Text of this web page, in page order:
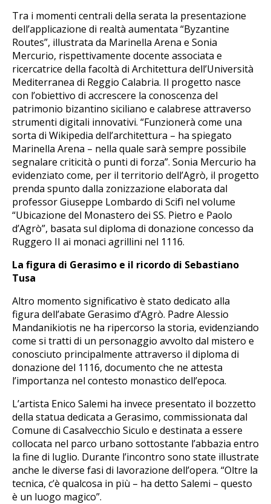
Tra i momenti centrali della serata la presentazione
dell’applicazione di realtà aumentata “Byzantine
Routes”, illustrata da Marinella Arena e Sonia
Mercurio, rispettivamente docente associata e
ricercatrice della facoltà di Architettura dell’Università
Mediterranea di Reggio Calabria. Il progetto nasce
con l’obiettivo di accrescere la conoscenza del
patrimonio bizantino siciliano e calabrese attraverso
strumenti digitali innovativi. “Funzionerà come una
sorta di Wikipedia dell’architettura – ha spiegato
Marinella Arena – nella quale sarà sempre possibile
segnalare criticità o punti di forza”. Sonia Mercurio ha
evidenziato come, per il territorio dell’Agrò, il progetto
prenda spunto dalla zonizzazione elaborata dal
professor Giuseppe Lombardo di Scifì nel volume
“Ubicazione del Monastero dei SS. Pietro e Paolo
d’Agrò”, basata sul diploma di donazione concesso da
Ruggero II ai monaci agrillini nel 1116.
La figura di Gerasimo e il ricordo di Sebastiano
Tusa
Altro momento significativo è stato dedicato alla
figura dell’abate Gerasimo d’Agrò. Padre Alessio
Mandanikiotis ne ha ripercorso la storia, evidenziando
come si tratti di un personaggio avvolto dal mistero e
conosciuto principalmente attraverso il diploma di
donazione del 1116, documento che ne attesta
l’importanza nel contesto monastico dell’epoca.
L’artista Enico Salemi ha invece presentato il bozzetto
della statua dedicata a Gerasimo, commissionata dal
Comune di Casalvecchio Siculo e destinata a essere
collocata nel parco urbano sottostante l’abbazia entro
la fine di luglio. Durante l’incontro sono state illustrate
anche le diverse fasi di lavorazione dell’opera. “Oltre la
tecnica, c’è qualcosa in più – ha detto Salemi – questo
è un luogo magico”.